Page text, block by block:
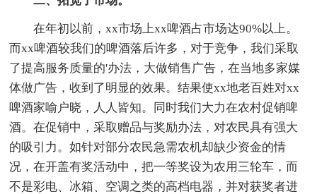
在年初以前，xx市场上xx啤酒占市场达90%以上。
而xx啤酒较我们的啤酒落后许多，对于竞争，我们采取
了提高服务质量的'办法，大做销售广告，在当地多家媒
体做广告，收到了明显的效果。结果使xx地老百姓对xx
啤酒家喻户晓，人人皆知。同时我们大力在农村促销啤
酒。在促销中，采取赠品与奖励办法，对农民具有强大
的吸引力。如针对部分农民急需农机却缺少资金的情
况，在开盖有奖活动中，把一等奖设为农用三轮车，而
不是彩电、冰箱、空调之类的高档电器，并对获奖者进